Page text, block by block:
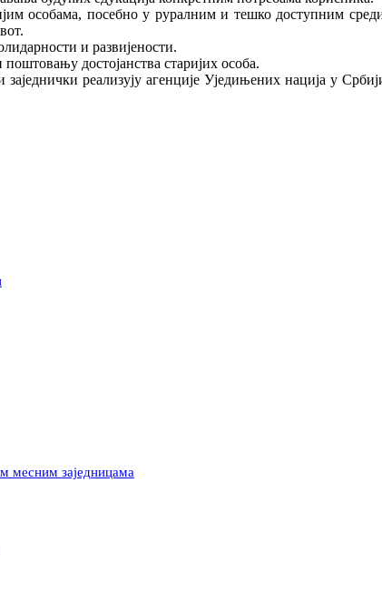
особама, посебно у руралним и тешко доступним
и развијености.
достојанства старијих особа.
заједнички реализују агенције Уједињених нација
месним заједницама